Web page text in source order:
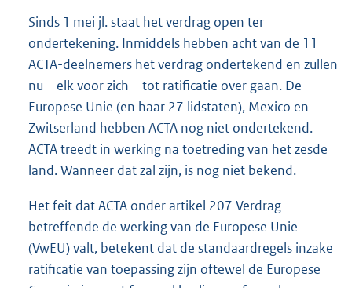
Sinds 1 mei jl. staat het verdrag open ter
ondertekening. Inmiddels hebben acht van de 11
ACTA-deelnemers het verdrag ondertekend en zullen
nu – elk voor zich – tot ratificatie over gaan. De
Europese Unie (en haar 27 lidstaten), Mexico en
Zwitserland hebben ACTA nog niet ondertekend.
ACTA treedt in werking na toetreding van het zesde
land. Wanneer dat zal zijn, is nog niet bekend.
Het feit dat ACTA onder artikel 207 Verdrag
betreffende de werking van de Europese Unie
(VwEU) valt, betekent dat de standaardregels inzake
ratificatie van toepassing zijn oftewel de Europese